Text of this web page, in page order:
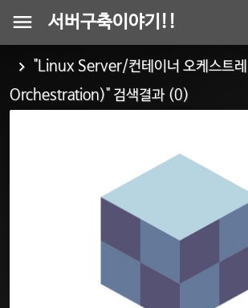
서버구축이야기!!
"Linux Server/컨테이너 오케스트
Orchestration)" 검색결과 (0)